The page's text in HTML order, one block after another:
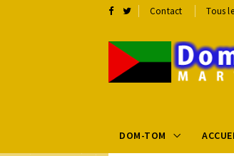
Contact Tous
DOM-TOM